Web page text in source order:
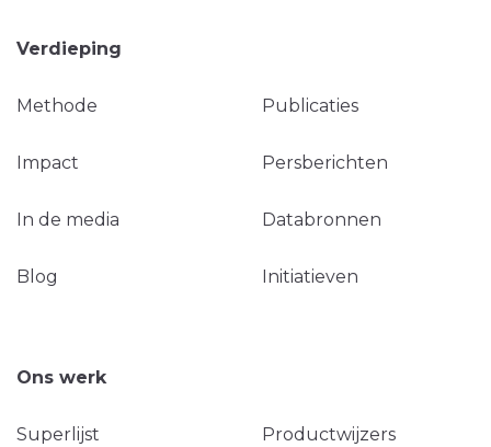
Verdieping
Methode Publicaties
Impact Persberichten
In de media Databronnen
Blog Initiatieven
Ons werk
Superlijst Productwijzers